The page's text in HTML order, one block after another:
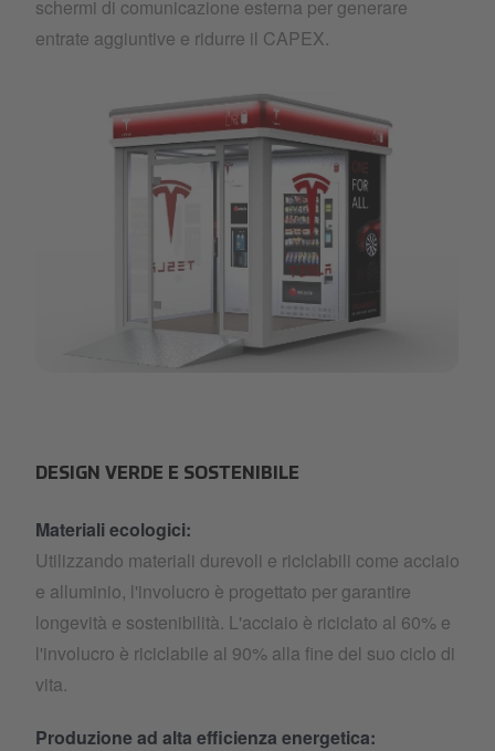
schermi di comunicazione esterna per generare
entrate aggiuntive e ridurre il CAPEX.
DESIGN VERDE E SOSTENIBILE
Materiali ecologici:
Utilizzando materiali durevoli e riciclabili come acciaio
e alluminio, l'involucro è progettato per garantire
longevità e sostenibilità. L'acciaio è riciclato al 60% e
l'involucro è riciclabile al 90% alla fine del suo ciclo di
vita.
Produzione ad alta efficienza energetica: